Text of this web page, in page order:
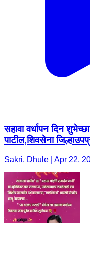
सहावा वर्धापन दिन
पाटील,शिवसेना
Sakri, Dhule | Apr 22,